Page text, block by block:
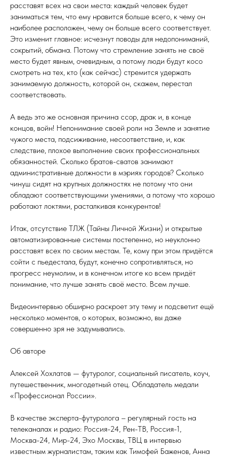
расставят всех на свои места: каждый человек будет
заниматься тем, что ему нравится больше всего, к чему он
наиболее расположен, чему он больше всего соответствует.
Это изменит главное: исчезнут поводы для недопониманий,
сокрытий, обмана. Потому что стремление занять не своё
место будет явным, очевидным, а потому люди будут косо
смотреть на тех, кто (как сейчас) стремится удержать
занимаемую должность, которой он, скажем, перестал
соответствовать.
А ведь это же основная причина ссор, драк и, в конце
концов, войн! Непонимание своей роли на Земле и занятие
чужого места, подсиживание, несоответствие, и, как
следствие, плохое выполнение своих профессиональных
обязанностей. Сколько братов-сватов занимают
административные должности в мэриях городов? Сколько
чинуш сидят на крупных должностях не потому что они
обладают соответствующими умениями, а потому что хорошо
работают локтями, расталкивая конкурентов!
Итак, отсутствие ТЛЖ (Тайны Личной Жизни) и открытые
автоматизированные системы постепенно, но неуклонно
расставят всех по своим местам. Те, кому при этом придётся
сойти с пьедестала, будут, конечно сопротивляться, но
прогресс неумолим, и в конечном итоге ко всем придёт
понимание, что лучше занять своё место. Всем лучше.
Видеоинтервью обширно раскроет эту тему и подсветит ещё
несколько моментов, о которых, возможно, вы даже
совершенно зря не задумывались.
Об авторе
Алексей Хохлатов — футуролог, социальный писатель, коуч,
путешественник, многодетный отец. Обладатель медали
«Профессионал России».
В качестве эксперта-футуролога – регулярный гость на
телеканалах и радио: Россия-24, Рен-ТВ, Россия-1,
Москва-24, Мир-24, Эхо Москвы, ТВЦ в интервью
известным журналистам, таким как Тимофей Баженов, Анна